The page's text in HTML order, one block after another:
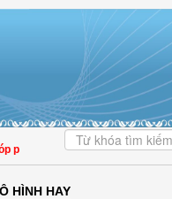
nâng cao tỷ lệ người dân tham
HÌNH HAY